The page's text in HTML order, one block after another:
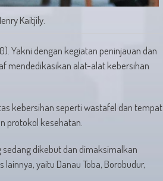
Kaitjily.
Yakni dengan kegiatan peninjauan dan
mendedikasikan alat-alat kebersihan
kebersihan seperti wastafel dan tempat
protokol kesehatan.
dikebut dan dimaksimalkan
yaitu Danau Toba, Borobudur,